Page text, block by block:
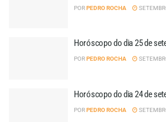
PORPEDRO ROCHA
Horóscopo do dia 25 de
PORPEDRO ROCHA
Horóscopo do dia 24 de
PORPEDRO ROCHA